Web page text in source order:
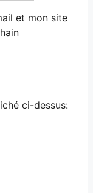
et mon site
ci-dessus: